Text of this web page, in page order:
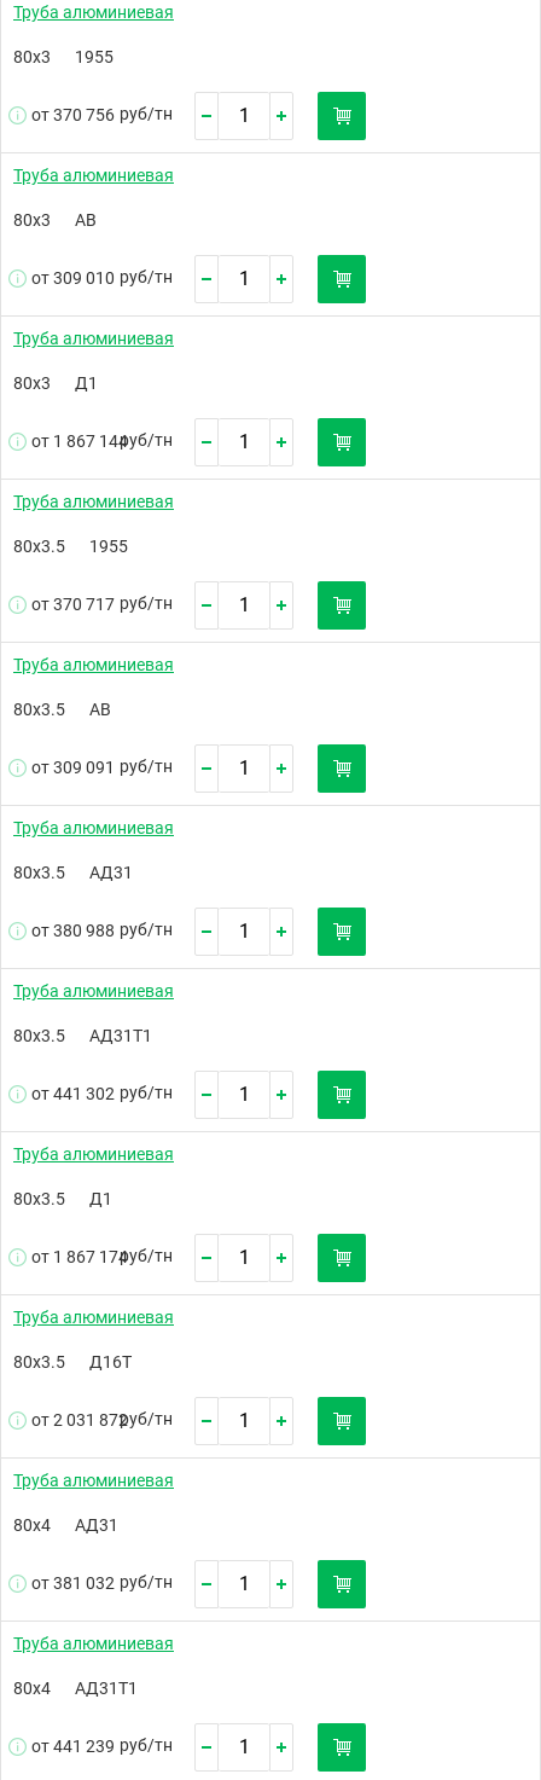
Труба алюминиевая
80х3 1955
от 370 756 руб/тн
Труба алюминиевая
80х3 АВ
от 309 010 руб/тн
Труба алюминиевая
80х3 Д1
от 1 867 144руб/тн
Труба алюминиевая
80х3.5 1955
от 370 717 руб/тн
Труба алюминиевая
80х3.5 АВ
от 309 091 руб/тн
Труба алюминиевая
80х3.5 АД31
от 380 988 руб/тн
Труба алюминиевая
80х3.5 АД31Т1
от 441 302 руб/тн
Труба алюминиевая
80х3.5 Д1
от 1 867 174руб/тн
Труба алюминиевая
80х3.5 Д16Т
от 2 031 872руб/тн
Труба алюминиевая
80х4 АД31
от 381 032 руб/тн
Труба алюминиевая
80х4 АД31Т1
от 441 239 руб/тн